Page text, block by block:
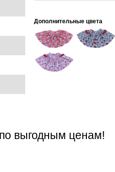
Дополнительные цвета
выгодным ценам!